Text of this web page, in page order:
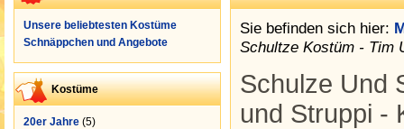
Unsere beliebtesten Kostüme
Schnäppchen und Angebote
Kostüme
20er Jahre (5)
Sie befinden sich hier:
Schultze Kostüm - Tim
Schulze Und
und Struppi -